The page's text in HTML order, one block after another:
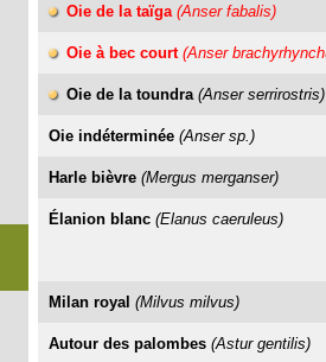
Oie de la taïga (Anser fabalis)
Oie à bec court (Anser
Oie de la toundra (Anser serrirostris)
Oie indéterminée (Anser sp.)
Harle bièvre (Mergus merganser)
Élanion blanc (Elanus caeruleus)
Milan royal (Milvus milvus)
Autour des palombes (Astur gentilis)